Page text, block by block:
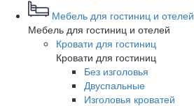
Мебель для гостиниц и отелей
Мебель для гостиниц и отелей
Кровати для гостиниц
Кровати для гостиниц
Без изголовья
Двуспальные
Изголовья кроватей